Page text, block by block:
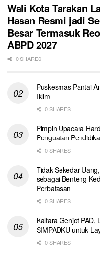
Wali Kota Tarakan
Hasan Resmi jadi
Besar Termasuk
ABPD 2027
0 SHARES
Puskesmas Pantai
Iklim
0 SHARES
Pimpin Upacara
Penguatan
0 SHARES
Tidak Sekedar
sebagai Benteng
Perbatasan
0 SHARES
Kaltara Genjot PAD,
SIMPADKU untuk
0 SHARES